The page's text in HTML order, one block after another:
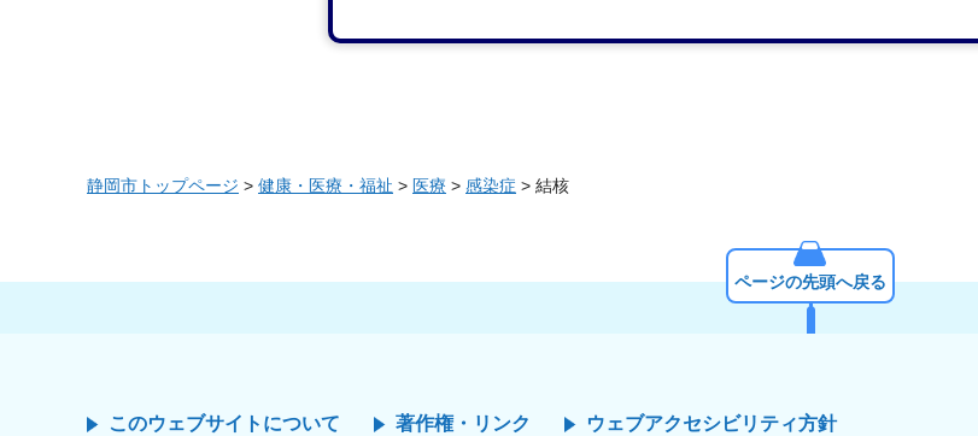
静岡市トップページ > 健康・医療・福祉 > 医療 > 感染症 > 結核
ページの先頭へ戻る
このウェブサイトについて 著作権・リンク ウェブアクセシビリティ方針